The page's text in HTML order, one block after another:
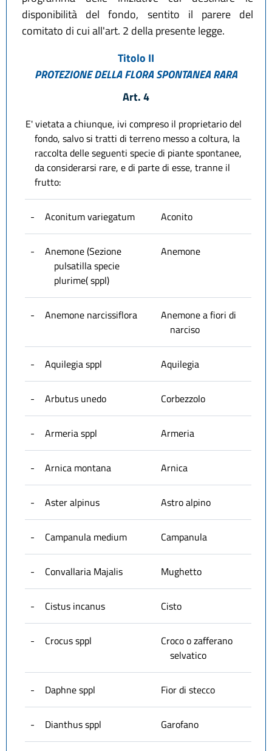
disponibilità del fondo, sentito il parere del
comitato di cui all'art. 2 della presente legge.
Titolo II
PROTEZIONE DELLA FLORA SPONTANEA RARA
Art. 4
E' vietata a chiunque, ivi compreso il proprietario del
fondo, salvo si tratti di terreno messo a coltura, la
raccolta delle seguenti specie di piante spontanee,
da considerarsi rare, e di parte di esse, tranne il
frutto:
- Aconitum variegatum Aconito
-
Anemone (Sezione
pulsatilla specie
plurime( sppl)
Anemone
- Anemone narcissiflora
Anemone a fiori di
narciso
- Aquilegia sppl Aquilegia
- Arbutus unedo Corbezzolo
- Armeria sppl Armeria
- Arnica montana Arnica
- Aster alpinus Astro alpino
- Campanula medium Campanula
- Convallaria Majalis Mughetto
- Cistus incanus Cisto
- Crocus sppl
Croco o zafferano
selvatico
- Daphne sppl Fior di stecco
- Dianthus sppl Garofano